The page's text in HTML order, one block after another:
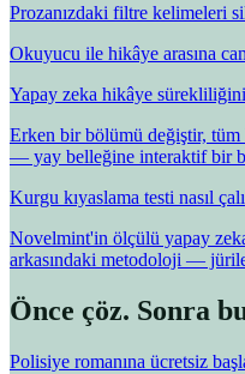
Prozanızdaki filtre kelimeleri
Okuyucu ile hikâye arasına
Yapay zeka hikâye
Erken bir bölümü değiştir,
— yay belleğine interaktif bir
Kurgu kıyaslama testi nasıl
Novelmint'in ölçülü yapay
arkasındaki metodoloji —
Önce çöz. Sonra
Polisiye romanına ücretsiz